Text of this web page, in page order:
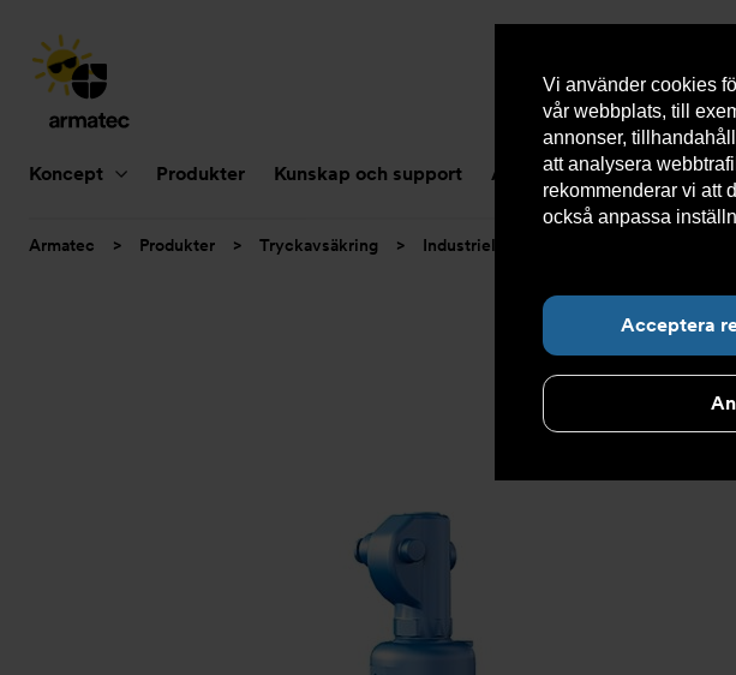
Vi använder cookies
vår webbplats, till
annonser,
att analysera
rekommenderar vi att
också anpassa
Acceptera
Koncept Produkter Kunskap och support Aktuellt Om Armatec
Du
Armatec > Produkter > Tryckavsäkring > Industriella säkerhetsventiler